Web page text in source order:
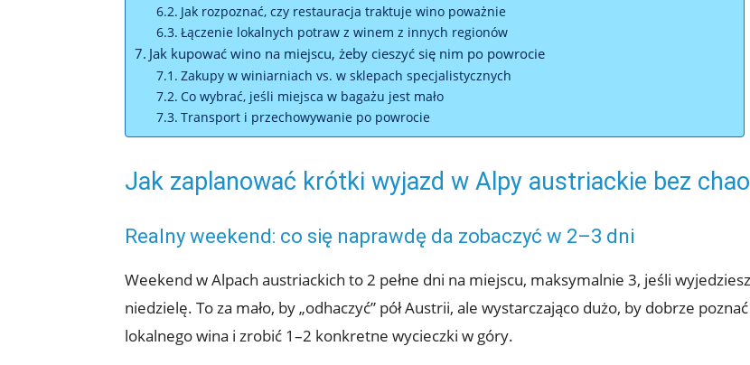
Jak rozpoznać, czy restauracja traktuje wino poważnie
Łączenie lokalnych potraw z winem z innych regionów
Jak kupować wino na miejscu, żeby cieszyć się nim po powrocie
Zakupy w winiarniach vs. w sklepach specjalistycznych
Co wybrać, jeśli miejsca w bagażu jest mało
Transport i przechowywanie po powrocie
Jak zaplanować krótki wyjazd w Alpy austriackie bez
Realny weekend: co się naprawdę da zobaczyć w 2–3 dni
Weekend w Alpach austriackich to 2 pełne dni na miejscu, maksymalnie 3, jeśli
niedzielę. To za mało, by „odhaczyć” pół Austrii, ale wystarczająco dużo, by dobrze
lokalnego wina i zrobić 1–2 konkretne wycieczki w góry.